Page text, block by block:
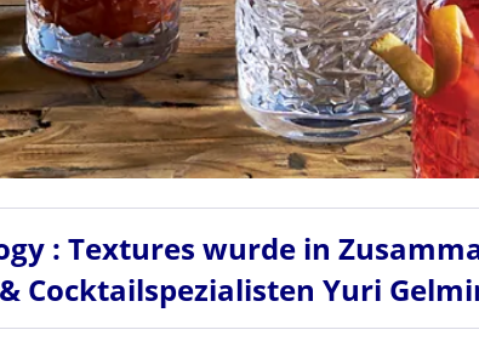
: Textures wurde in
Cocktailspezialisten Yuri